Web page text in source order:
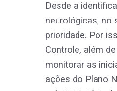
Desde a
neurológicas, no
prioridade. Por
Controle, além
monitorar as
ações do Plano